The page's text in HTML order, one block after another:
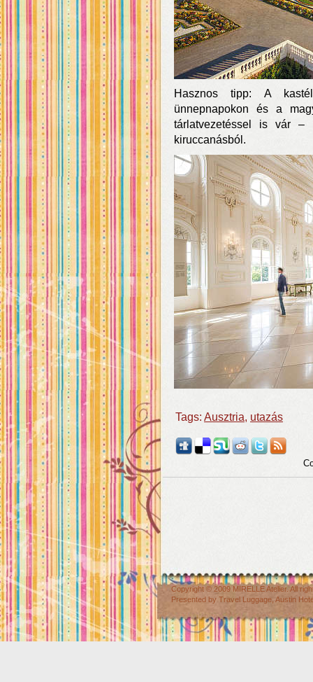
Hasznos tipp: A
ünnepnapokon és a
tárlatvezetéssel is vár
kiruccanásból.
Tags: Ausztria, utazás
Copyright © 2009 MIRELLE Atelier. All
Presented by Travel Luggage Austin